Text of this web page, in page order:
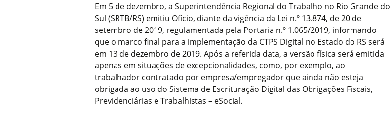
Em 5 de dezembro, a Superintendência Regional do Trabalho no Rio Grande do
Sul (SRTB/RS) emitiu Ofício, diante da vigência da Lei n.º 13.874, de 20 de
setembro de 2019, regulamentada pela Portaria n.º 1.065/2019, informando
que o marco final para a implementação da CTPS Digital no Estado do RS será
em 13 de dezembro de 2019. Após a referida data, a versão física será emitida
apenas em situações de excepcionalidades, como, por exemplo, ao
trabalhador contratado por empresa/empregador que ainda não esteja
obrigada ao uso do Sistema de Escrituração Digital das Obrigações Fiscais,
Previdenciárias e Trabalhistas – eSocial.